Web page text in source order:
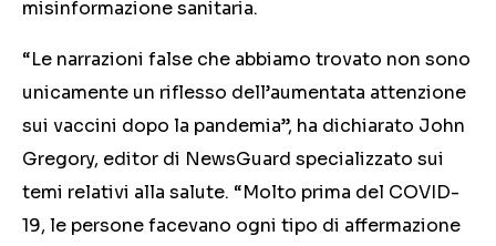
misinformazione sanitaria.
“Le narrazioni false che abbiamo trovato non sono
unicamente un riflesso dell’aumentata attenzione
sui vaccini dopo la pandemia”, ha dichiarato John
Gregory, editor di NewsGuard specializzato sui
temi relativi alla salute. “Molto prima del COVID-
19, le persone facevano ogni tipo di affermazione